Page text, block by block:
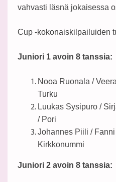
vahvasti läsnä jokaisessa
Cup -kokonaiskilpailuiden
Juniori 1 avoin 8 tanssia:
Nooa Ruonala /
Turku
Luukas Sysipuro /
/ Pori
Johannes Piili /
Kirkkonummi
Juniori 2 avoin 8 tanssia: